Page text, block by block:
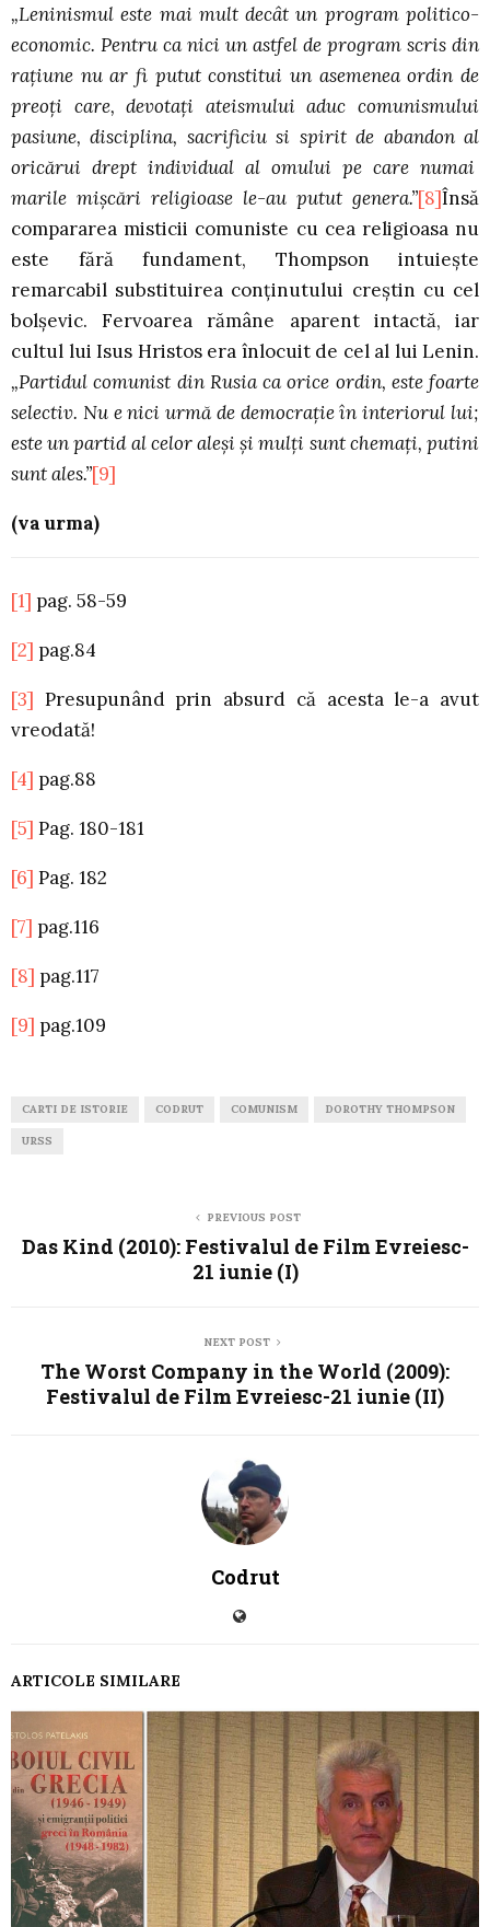
„Leninismul este mai mult decât un program politico-
economic. Pentru ca nici un astfel de program scris din
raţiune nu ar fi putut constitui un asemenea ordin de
preoţi care, devotaţi ateismului aduc comunismului
pasiune, disciplina, sacrificiu si spirit de abandon al
oricărui drept individual al omului pe care numai
marile mişcări religioase le-au putut genera.”[8]Însă
compararea misticii comuniste cu cea religioasa nu
este fără fundament, Thompson intuieşte
remarcabil substituirea conţinutului creştin cu cel
bolşevic. Fervoarea rămâne aparent intactă, iar
cultul lui Isus Hristos era înlocuit de cel al lui Lenin.
„Partidul comunist din Rusia ca orice ordin, este foarte
selectiv. Nu e nici urmă de democraţie în interiorul lui;
este un partid al celor aleşi şi mulţi sunt chemaţi, putini
sunt ales.”[9]
(va urma)
[1] pag. 58-59
[2] pag.84
[3] Presupunând prin absurd că acesta le-a avut
vreodată!
[4] pag.88
[5] Pag. 180-181
[6] Pag. 182
[7] pag.116
[8] pag.117
[9] pag.109
CARTI DE ISTORIE CODRUT COMUNISM DOROTHY THOMPSON
URSS
PREVIOUS POST
Das Kind (2010): Festivalul de Film Evreiesc-
21 iunie (I)
NEXT POST
The Worst Company in the World (2009):
Festivalul de Film Evreiesc-21 iunie (II)
Codrut
ARTICOLE SIMILARE